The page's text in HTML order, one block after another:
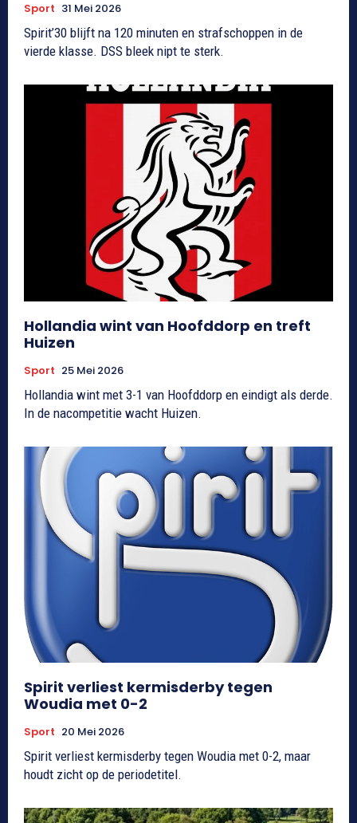
Sport 31 Mei 2026
Spirit’30 blijft na 120 minuten en strafschoppen in de
vierde klasse. DSS bleek nipt te sterk.
Hollandia wint van Hoofddorp en treft
Huizen
Sport 25 Mei 2026
Hollandia wint met 3-1 van Hoofddorp en eindigt als derde.
In de nacompetitie wacht Huizen.
Spirit verliest kermisderby tegen
Woudia met 0-2
Sport 20 Mei 2026
Spirit verliest kermisderby tegen Woudia met 0-2, maar
houdt zicht op de periodetitel.